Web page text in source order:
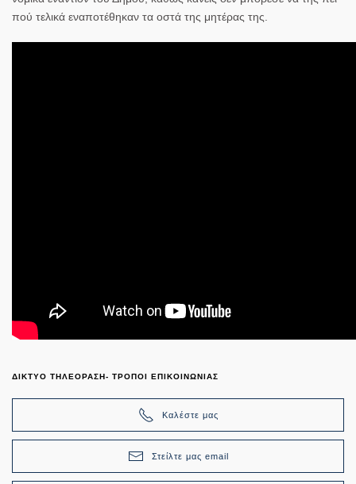
πού τελικά εναποτέθηκαν τα οστά της μητέρας της.
ΔΙΚΤΥΟ ΤΗΛΕΟΡΑΣΗ- ΤΡΟΠΟΙ ΕΠΙΚΟΙΝΩΝΙΑΣ
Καλέστε μας
Στείλτε μας email